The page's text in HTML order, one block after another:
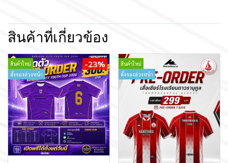
สินค้าที่เกี่ยวข้อง
สินค้าใหม่
สั่งจองล่วงหน้า
-23%
สินค้าใหม่
สั่งจองล่วงหน้า